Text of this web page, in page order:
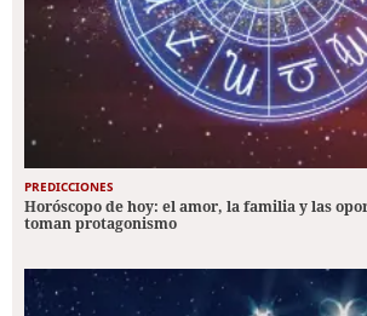
PREDICCIONES
Horóscopo de hoy: el amor, la familia y las
toman protagonismo